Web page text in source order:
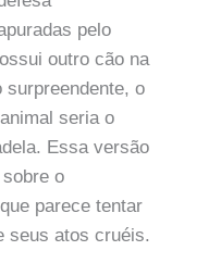
pelo
outro cão na
surpreendente, o
seria o
Essa versão
o
parece tentar
seus atos cruéis.